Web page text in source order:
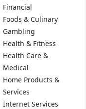
Financial
Foods & Culinary
Gambling
Health & Fitness
Health Care &
Medical
Home Products &
Services
Internet Services